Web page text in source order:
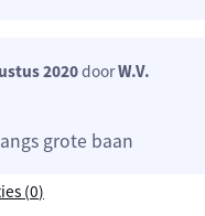
2020doorW.V.
grote baan
(0)